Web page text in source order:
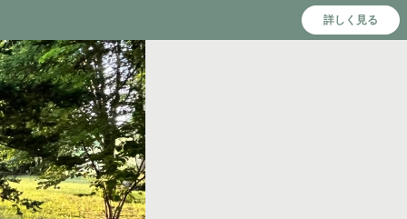
詳しく見る